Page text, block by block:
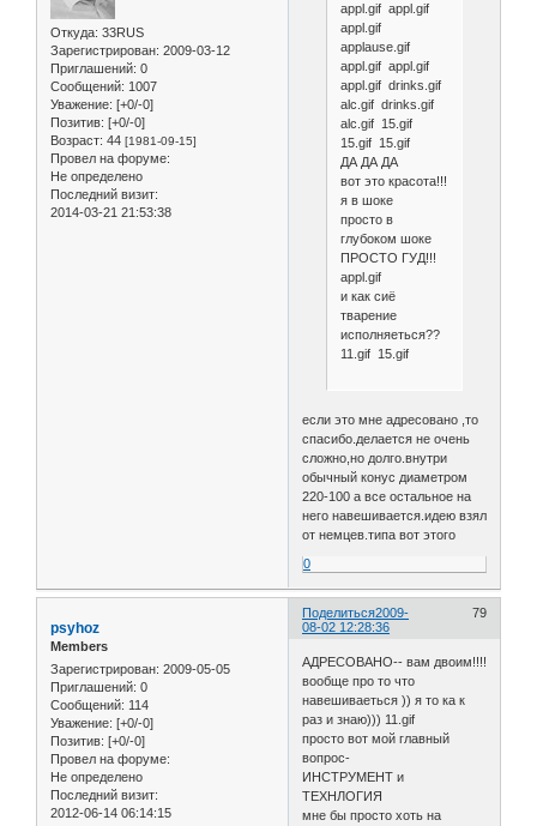
Откуда: 33RUS
Зарегистрирован: 2009-03-12
Приглашений: 0
Сообщений: 1007
Уважение: [+0/-0]
Позитив: [+0/-0]
Возраст: 44 [1981-09-15]
Провел на форуме:
Не определено
Последний визит:
2014-03-21 21:53:38
appl.gif appl.gif
appl.gif
applause.gif
appl.gif appl.gif
appl.gif drinks.gif
alc.gif drinks.gif
alc.gif 15.gif
15.gif 15.gif
ДА ДА ДА
вот это красота!!!
я в шоке
просто в
глубоком шоке
ПРОСТО ГУД!!!
appl.gif
и как сиё
тварение
исполняеться??
11.gif 15.gif
если это мне адресовано ,то
спасибо.делается не очень
сложно,но долго.внутри
обычный конус диаметром
220-100 а все остальное на
него навешивается.идею взял
от немцев.типа вот этого
0
Поделиться 79
2009-
08-02 12:28:36
psyhoz
Members
Зарегистрирован: 2009-05-05
Приглашений: 0
Сообщений: 114
Уважение: [+0/-0]
Позитив: [+0/-0]
Провел на форуме:
Не определено
Последний визит:
2012-06-14 06:14:15
АДРЕСОВАНО-- вам двоим!!!!
вообще про то что
навешиваеться )) я то ка к
раз и знаю))) 11.gif
просто вот мой главный
вопрос-
ИНСТРУМЕНТ и
ТЕХНЛОГИЯ
мне бы просто хоть на